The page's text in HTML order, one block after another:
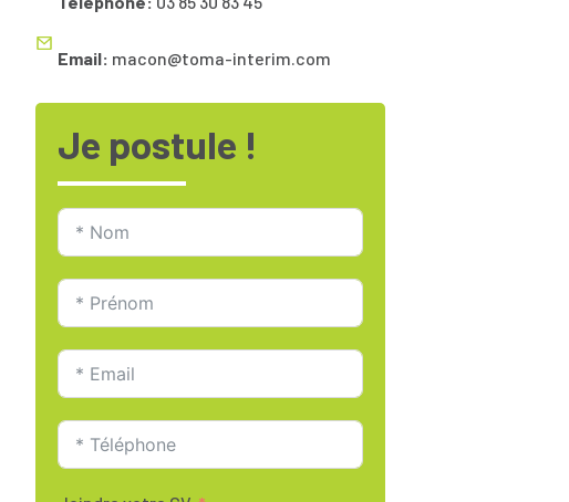
Email: macon@toma-interim.com
Je postule !